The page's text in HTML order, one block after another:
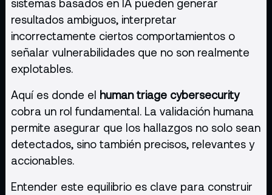
sistemas basados en IA pueden generar
resultados ambiguos, interpretar
incorrectamente ciertos comportamientos o
señalar vulnerabilidades que no son realmente
explotables.
Aquí es donde el human triage cybersecurity
cobra un rol fundamental. La validación humana
permite asegurar que los hallazgos no solo sean
detectados, sino también precisos, relevantes y
accionables.
Entender este equilibrio es clave para construir